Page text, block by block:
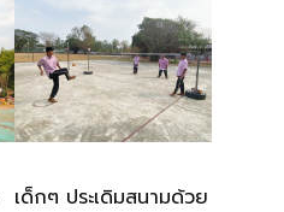
เด็กๆ ประเดิมสนามด้วย